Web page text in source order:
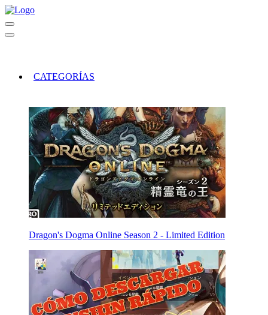
CATEGORÍAS
Dragon's Dogma Online Season 2 - Limited Edition